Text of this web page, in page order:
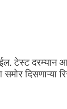
टेस्ट दरम्यान
समोर